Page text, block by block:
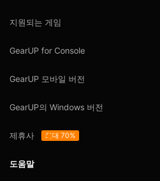
지원되는 게임
GearUP for Console
GearUP 모바일 버전
GearUP의 Windows 버전
제휴사 최대 70%
도움말